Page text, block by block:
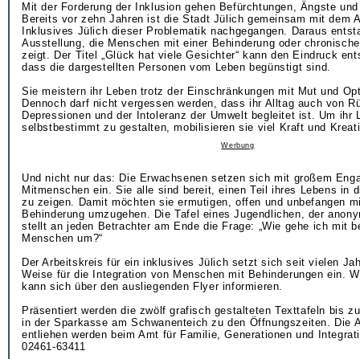
Mit der Forderung der Inklusion gehen Befürchtungen, Ängste
Bereits vor zehn Jahren ist die Stadt Jülich gemeinsam mit dem
Inklusives Jülich dieser Problematik nachgegangen. Daraus
Ausstellung, die Menschen mit einer Behinderung oder
zeigt. Der Titel „Glück hat viele Gesichter“ kann den Eindruck
dass die dargestellten Personen vom Leben begünstigt sind.
Sie meistern ihr Leben trotz der Einschränkungen mit Mut und
Dennoch darf nicht vergessen werden, dass ihr Alltag auch von
Depressionen und der Intoleranz der Umwelt begleitet ist. Um ihr
selbstbestimmt zu gestalten, mobilisieren sie viel Kraft und
Werbung
Und nicht nur das: Die Erwachsenen setzen sich mit großem
Mitmenschen ein. Sie alle sind bereit, einen Teil ihres Lebens in
zu zeigen. Damit möchten sie ermutigen, offen und unbefangen
Behinderung umzugehen. Die Tafel eines Jugendlichen, der
stellt an jeden Betrachter am Ende die Frage: „Wie gehe ich mit
Menschen um?“
Der Arbeitskreis für ein inklusives Jülich setzt sich seit vielen
Weise für die Integration von Menschen mit Behinderungen ein.
kann sich über den ausliegenden Flyer informieren.
Präsentiert werden die zwölf grafisch gestalteten Texttafeln bis
in der Sparkasse am Schwanenteich zu den Öffnungszeiten. Die
entliehen werden beim Amt für Familie, Generationen und
02461-63411